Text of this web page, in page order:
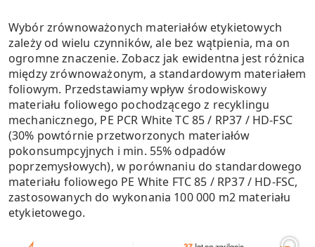
Wybór zrównoważonych materiałów etykietowych
zależy od wielu czynników, ale bez wątpienia, ma on
ogromne znaczenie. Zobacz jak ewidentna jest różnica
między zrównoważonym, a standardowym materiałem
foliowym. Przedstawiamy wpływ środowiskowy
materiału foliowego pochodzącego z recyklingu
mechanicznego, PE PCR White TC 85 / RP37 / HD-FSC
(30% powtórnie przetworzonych materiałów
pokonsumpcyjnych i min. 55% odpadów
poprzemysłowych), w porównaniu do standardowego
materiału foliowego PE White FTC 85 / RP37 / HD-FSC,
zastosowanych do wykonania 100 000 m2 materiału
etykietowego.